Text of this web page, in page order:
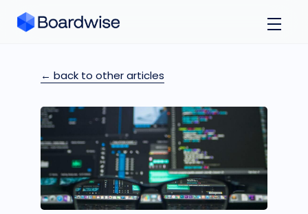
← back to other articles